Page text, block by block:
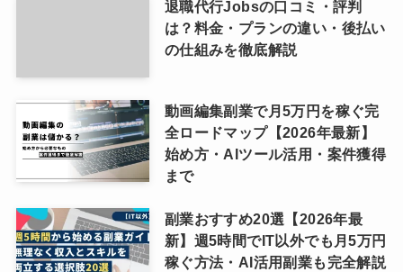
退職代行Jobsの口コミ・評判
は？料金・プランの違い・後払い
の仕組みを徹底解説
動画編集副業で月5万円を稼ぐ完
全ロードマップ【2026年最新】
始め方・AIツール活用・案件獲得
まで
副業おすすめ20選【2026年最
新】週5時間でIT以外でも月5万円
稼ぐ方法・AI活用副業も完全解説